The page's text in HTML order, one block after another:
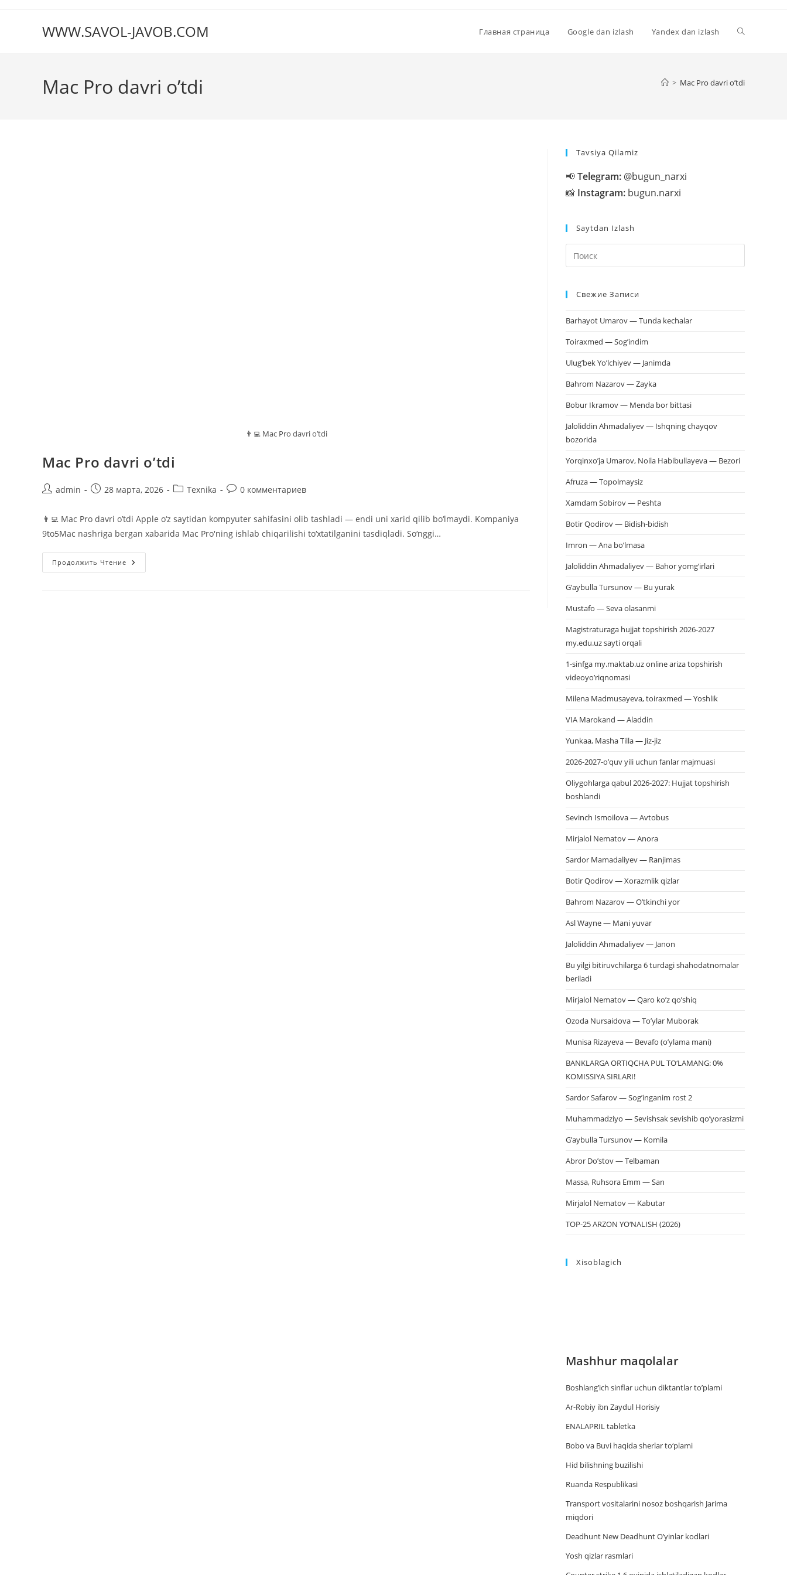
содержимомуWWW.SAVOL-JAVOB.COM Главная страница Google dan izlash Yandex dan izlash
Mac Pro davri o’tdi > Mac Pro davri o’tdi
👨‍💻 Mac Pro davri o’tdi
Mac Pro davri o’tdi
Авторadmin
Запись28 марта, 2026
Рубрика
Texnika
Комментарии
записи:
0 комментариев
👨‍💻 Mac Pro davri o’tdi Apple o‘z saytidan kompyuter sahifasini olib tashladi — endi uni xarid qilib bo‘lmaydi. Kompaniya
9to5Mac nashriga bergan xabarida Mac Pro'ning ishlab chiqarilishi to‘xtatilganini tasdiqladi. So‘nggi…
Продолжить Чтение Mac
Pro
Tavsiya Qilamiz
📢Telegram: @bugun_narxi
📸 Instagram: bugun.narxi
Saytdan Izlash
клавишу
Свежие Записи
Barhayot Umarov — Tunda kechalar
Toiraxmed — Sog’indim
Ulug’bek Yo’lchiyev — Janimda
Bahrom Nazarov — Zayka
Bobur Ikramov — Menda bor bittasi
Jaloliddin Ahmadaliyev — Ishqning chayqov
bozorida
Yorqinxo’ja Umarov, Noila Habibullayeva — Bezori
Afruza — Topolmaysiz
Xamdam Sobirov — Peshta
Botir Qodirov — Bidish-bidish
Imron — Ana bo’lmasa
Jaloliddin Ahmadaliyev — Bahor yomg’irlari
G’aybulla Tursunov — Bu yurak
Mustafo — Seva olasanmi
Magistraturaga hujjat topshirish 2026-2027
my.edu.uz sayti orqali
1-sinfga my.maktab.uz online ariza topshirish
videoyo’riqnomasi
Milena Madmusayeva, toiraxmed — Yoshlik
VIA Marokand — Aladdin
Yunkaa, Masha Tilla — Jiz-jiz
2026-2027-o’quv yili uchun fanlar majmuasi
Oliygohlarga qabul 2026-2027: Hujjat topshirish
boshlandi
Sevinch Ismoilova — Avtobus
Mirjalol Nematov — Anora
Sardor Mamadaliyev — Ranjimas
Botir Qodirov — Xorazmlik qizlar
Bahrom Nazarov — O’tkinchi yor
Asl Wayne — Mani yuvar
Jaloliddin Ahmadaliyev — Janon
Bu yilgi bitiruvchilarga 6 turdagi shahodatnomalar
beriladi
Mirjalol Nematov — Qaro ko’z qo’shiq
Ozoda Nursaidova — To’ylar Muborak
Munisa Rizayeva — Bevafo (o’ylama mani)
BANKLARGA ORTIQCHA PUL TO‘LAMANG: 0%
KOMISSIYA SIRLARI!
Sardor Safarov — Sog’inganim rost 2
Muhammadziyo — Sevishsak sevishib qo’yorasizmi
G’aybulla Tursunov — Komila
Abror Do’stov — Telbaman
Massa, Ruhsora Emm — San
Mirjalol Nematov — Kabutar
TOP-25 ARZON YO‘NALISH (2026)
Xisoblagich
Mashhur maqolalar
Boshlang’ich sinflar uchun diktantlar to’plami
Ar-Robiy ibn Zaydul Horisiy
ENALAPRIL tabletka
Bobo va Buvi haqida sherlar to‘plami
Hid bilishning buzilishi
Ruanda Respublikasi
Trаnsport vositаlаrini nosoz boshqаrish Jаrimа
miqdori
Deadhunt New Deadhunt O’yinlar kodlari
Yosh qizlar rasmlari